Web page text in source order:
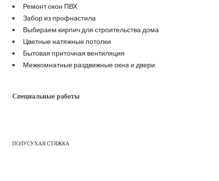
Ремонт окон ПВХ
Забор из профнастила
Выбираем кирпич для строительства дома
Цветные натяжные потолки
Бытовая приточная вентиляция
Межкомнатные раздвижные окна и двери
Специальные работы
ПОЛУСУХАЯ СТЯЖКА